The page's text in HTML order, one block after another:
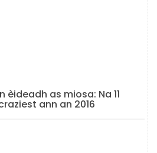
èideadh as miosa: Na 11
ann an 2016